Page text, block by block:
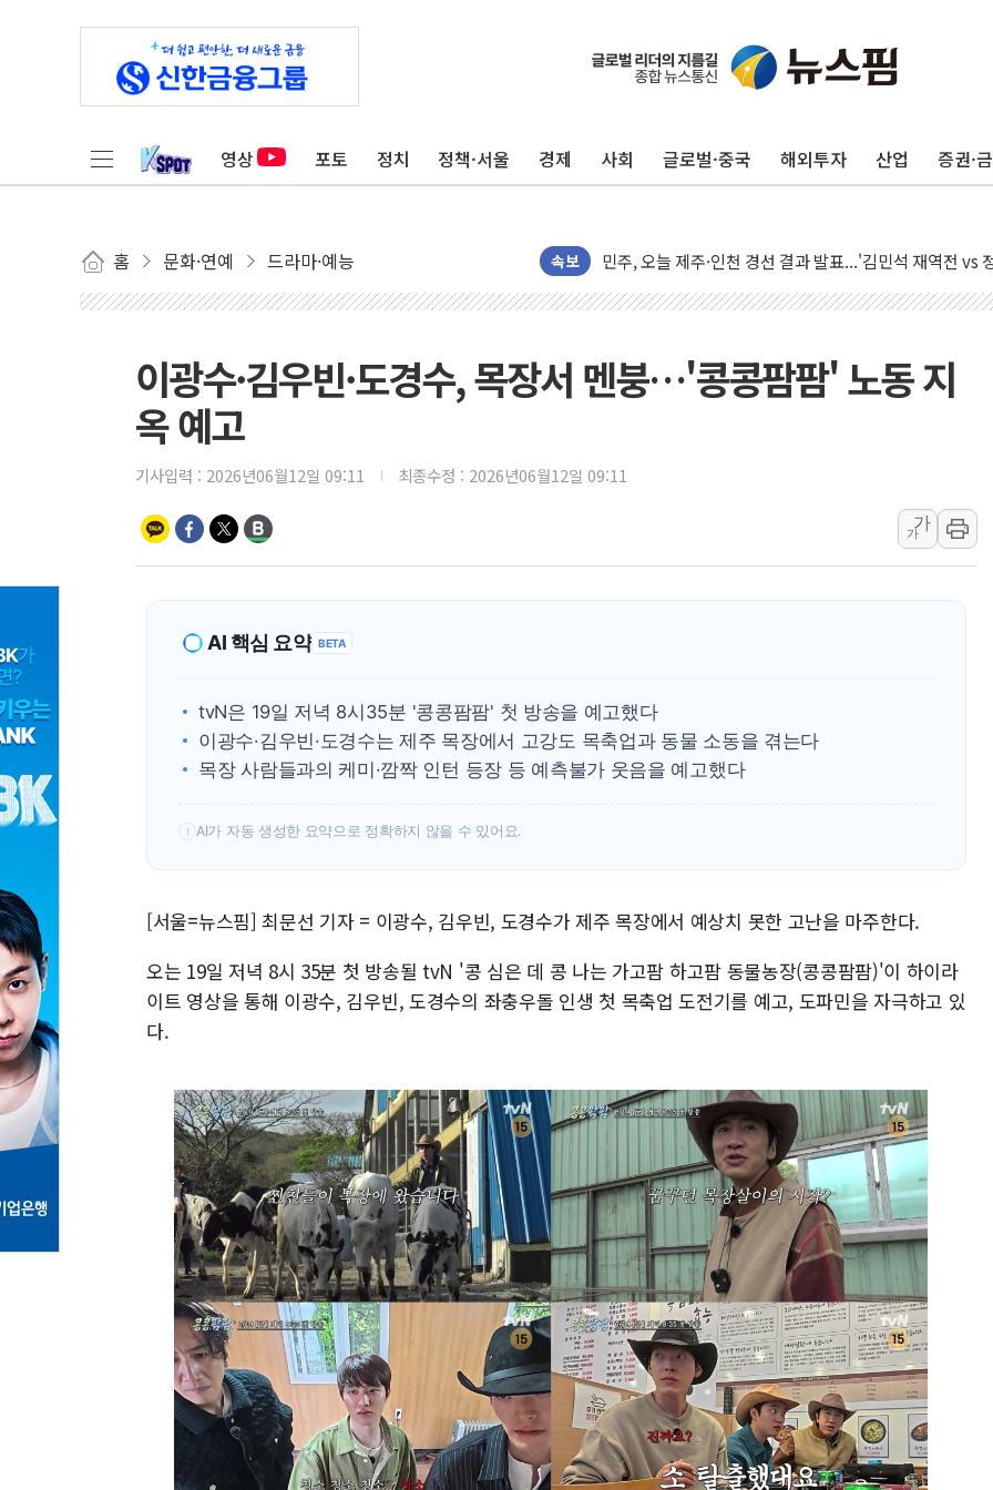
영상 포토 정치 정책·서울 경제 사회 글로벌·중국 해외투자 산업 증권·
홈 문화·연예 드라마·예능 속보
충북 주말 무더위 지속…청주·진천 35도, 곳곳 소나기
민주, 오늘 제주·인천 경선 결과 발표...'김민석 재역전 vs
한상협, 업계 개인정보 보안 새판 짠다…'자율규제단체'
트럼프, 쿡 연준 이사 해임 재추진…"26일까지 의혹 소명"
유럽증시, 美 고용 예상 밖 부진에 연준 금리 인상 가능
트럼프, 백신·자폐증 행정명령 검토…"이르면 다음 주"
美 항소법원, 백악관 무도회장 공사 중단 명령…트럼프
이란 핵심 원유 수출항 '하르그섬', 최근 1주일 이상 '올
[사진] 이슬람 수니파 3개국, 공동방위협정 체결
뉴욕증시 개장 전 특징주...아틀라시안·클라우드플레
이광수·김우빈·도경수, 목장서 멘붕…'콩콩팜팜' 노동 지
옥 예고
기사입력 : 2026년06월12일 09:11 최종수정 : 2026년06월12일 09:11
가
가
AI 핵심 요약 BETA
tvN은 19일 저녁 8시35분 '콩콩팜팜' 첫 방송을 예고했다
이광수·김우빈·도경수는 제주 목장에서 고강도 목축업과 동물 소동을 겪는다
목장 사람들과의 케미·깜짝 인턴 등장 등 예측불가 웃음을 예고했다
! AI가 자동 생성한 요약으로 정확하지 않을 수 있어요.
[서울=뉴스핌] 최문선 기자 = 이광수, 김우빈, 도경수가 제주 목장에서 예상치 못한 고난을 마주한다.
오는 19일 저녁 8시 35분 첫 방송될 tvN '콩 심은 데 콩 나는 가고팜 하고팜 동물농장(콩콩팜팜)'이 하이라
이트 영상을 통해 이광수, 김우빈, 도경수의 좌충우돌 인생 첫 목축업 도전기를 예고, 도파민을 자극하고 있
다.